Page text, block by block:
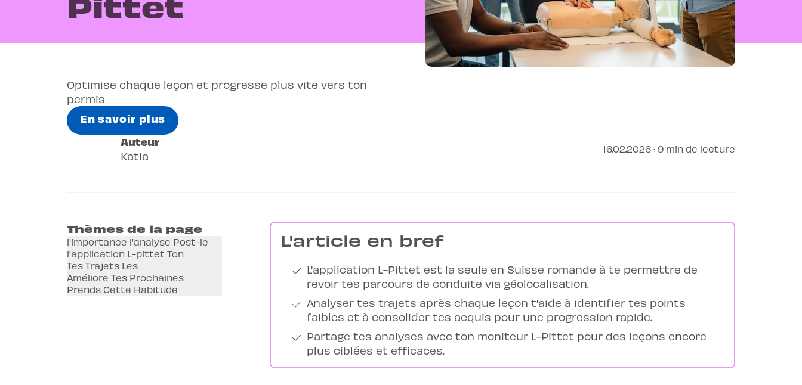
Optimise chaque leçon et progresse plus vite vers ton
permis
En savoir plus
Auteur
Katia
16.02.2026 · 9 min de lecture
Thèmes de la page
l'importance l'analyse Post-le
l'application L-pittet Ton
Tes Trajets Les
Améliore Tes Prochaines
Prends Cette Habitude
L'article en bref
L'application L-Pittet est la seule en Suisse romande à te permettre de
revoir tes parcours de conduite via géolocalisation.
Analyser tes trajets après chaque leçon t'aide à identifier tes points
faibles et à consolider tes acquis pour une progression rapide.
Partage tes analyses avec ton moniteur L-Pittet pour des leçons encore
plus ciblées et efficaces.